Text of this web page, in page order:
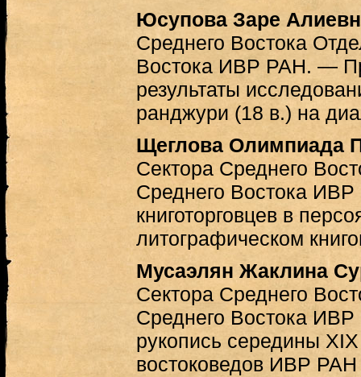
Юсупова Заре
Среднего Востока
Востока ИВР РАН. —
результаты
ранджури (18 в.) на
Щеглова Олимпиада
Сектора Среднего
Среднего Востока
книготорговцев в
литографическом
Мусаэлян Жаклина
Сектора Среднего
Среднего Востока
рукопись середины
востоковедов ИВР РАН